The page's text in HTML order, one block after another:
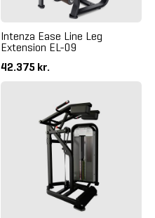
Intenza Ease Line Leg
Extension EL-09
42.375 kr.